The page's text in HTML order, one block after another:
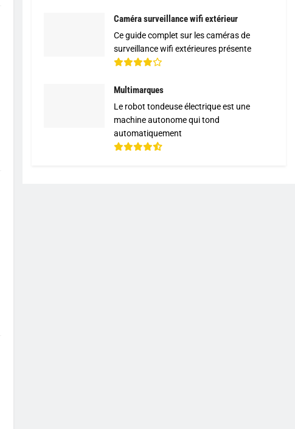
Caméra surveillance wifi extérieur
Ce guide complet sur les caméras de
surveillance wifi extérieures présente
Multimarques
Le robot tondeuse électrique est une
machine autonome qui tond
automatiquement